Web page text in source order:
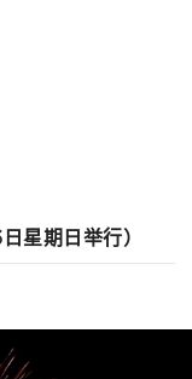
星期日举行）